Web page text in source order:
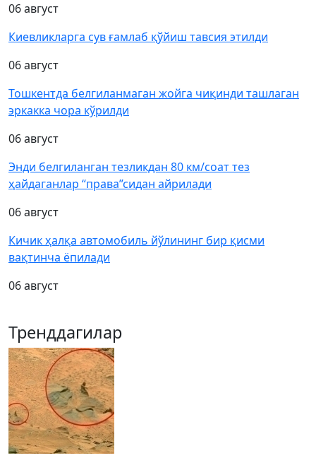
06 август
Киевликларга сув ғамлаб қўйиш тавсия этилди
06 август
Тошкентда белгиланмаган жойга чиқинди ташлаган
эркакка чора кўрилди
06 август
Энди белгиланган тезликдан 80 км/соат тез
ҳайдаганлар “права”сидан айрилади
06 август
Кичик ҳалқа автомобиль йўлининг бир қисми
вақтинча ёпилади
06 август
Тренддагилар